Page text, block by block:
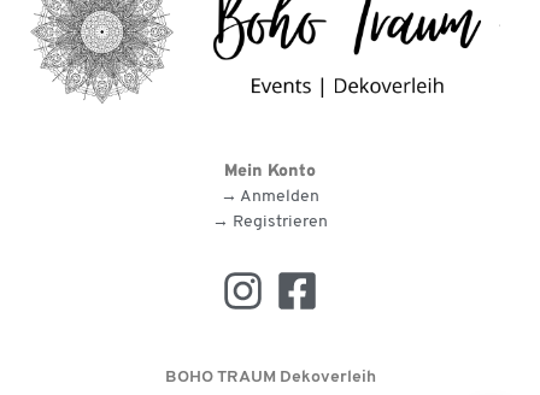
Mein Konto
→ Anmelden
→ Registrieren
BOHO TRAUM Dekoverleih